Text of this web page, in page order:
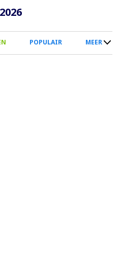
Overslaan
naar
inhoud
POPULAIR MEER